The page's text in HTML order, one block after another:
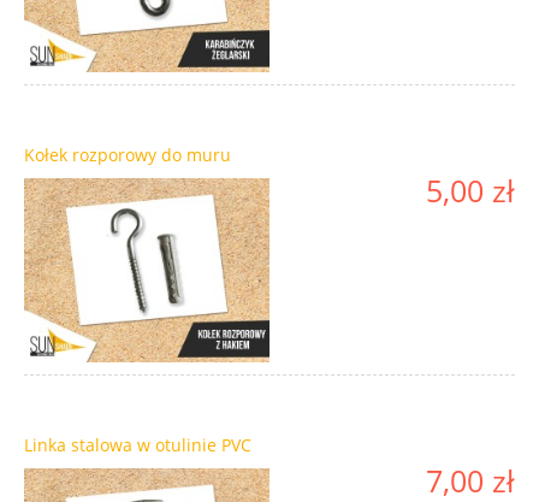
Kołek rozporowy do muru
5,00 zł
Linka stalowa w otulinie PVC
7,00 zł